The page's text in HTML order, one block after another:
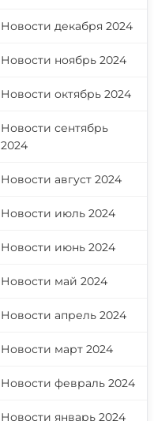
Новости декабря 2024
Новости ноябрь 2024
Новости октябрь 2024
Новости сентябрь
2024
Новости август 2024
Новости июль 2024
Новости июнь 2024
Новости май 2024
Новости апрель 2024
Новости март 2024
Новости февраль 2024
Новости январь 2024